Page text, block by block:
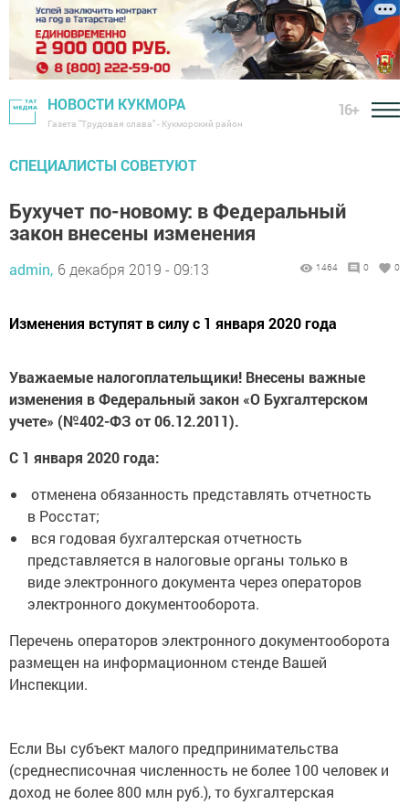
НОВОСТИ КУКМОРА
Газета "Трудовая слава" - Кукморский район
16+
СПЕЦИАЛИСТЫ СОВЕТУЮТ
Бухучет по-новому: в Федеральный
закон внесены изменения
admin, 6 декабря 2019 - 09:13 1464 0 0
Изменения вступят в силу с 1 января 2020 года
Уважаемые налогоплательщики! Внесены важные
изменения в Федеральный закон «О Бухгалтерском
учете» (№402-ФЗ от 06.12.2011).
С 1 января 2020 года:
отменена обязанность представлять отчетность
в Росстат;
вся годовая бухгалтерская отчетность
представляется в налоговые органы только в
виде электронного документа через операторов
электронного документооборота.
Перечень операторов электронного документооборота
размещен на информационном стенде Вашей
Инспекции.
Если Вы субъект малого предпринимательства
(среднесписочная численность не более 100 человек и
доход не более 800 млн руб.), то бухгалтерская